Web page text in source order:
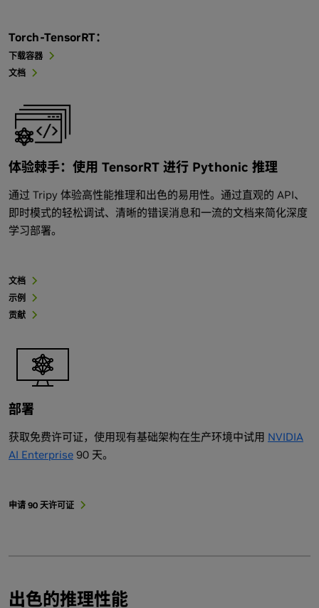
Torch-TensorRT：
下载容器
文档
体验棘手：使用 TensorRT 进行 Pythonic 推理
通过 Tripy 体验高性能推理和出色的易用性。通过直观的 API、
即时模式的轻松调试、清晰的错误消息和一流的文档来简化深度
学习部署。
文档
示例
贡献
部署
获取免费许可证，使用现有基础架构在生产环境中试用 NVIDIA
AI Enterprise 90 天。
申请 90 天许可证
出色的推理性能